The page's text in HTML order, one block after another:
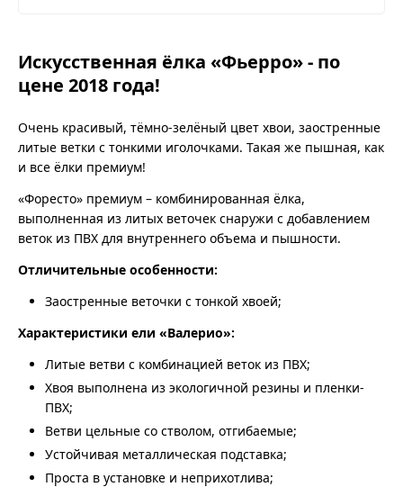
Искусственная ёлка «Фьерро» - по
цене 2018 года!
Очень красивый, тёмно-зелёный цвет хвои, заостренные
литые ветки с тонкими иголочками. Такая же пышная, как
и все ёлки премиум!
«Форесто» премиум – комбинированная ёлка,
выполненная из литых веточек снаружи с добавлением
веток из ПВХ для внутреннего объема и пышности.
Отличительные особенности:
Заостренные веточки с тонкой хвоей;
Характеристики ели «Валерио»:
Литые ветви с комбинацией веток из ПВХ;
Хвоя выполнена из экологичной резины и пленки-
ПВХ;
Ветви цельные со стволом, отгибаемые;
Устойчивая металлическая подставка;
Проста в установке и неприхотлива;